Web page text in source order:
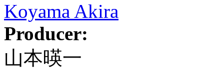
Koyama Akira
Producer:
山本暎一